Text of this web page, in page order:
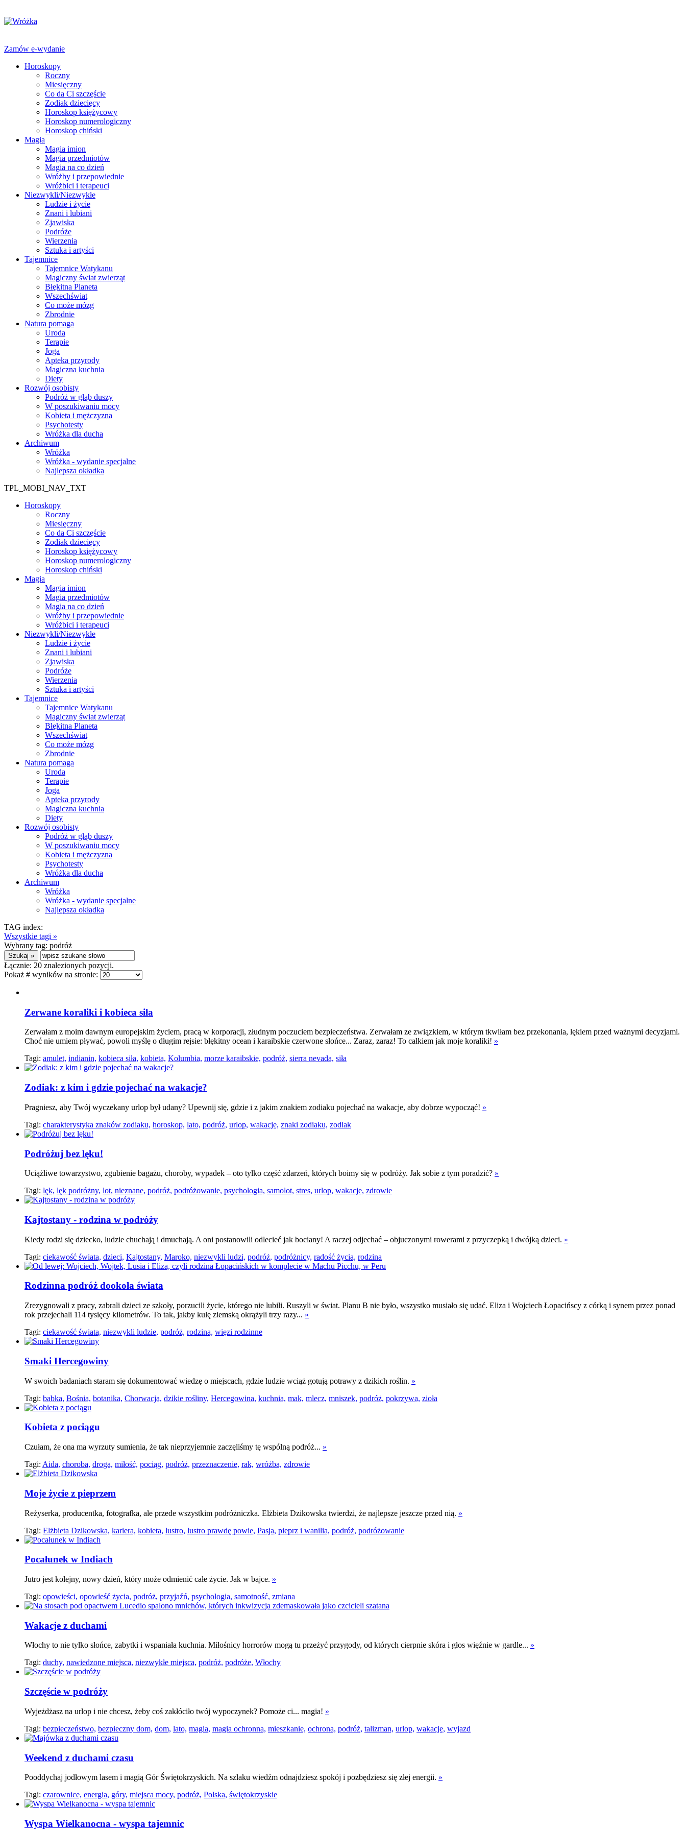
Zamów e-wydanie
Horoskopy
Roczny
Miesięczny
Co da Ci szczęście
Zodiak dziecięcy
Horoskop księżycowy
Horoskop numerologiczny
Horoskop chiński
Magia
Magia imion
Magia przedmiotów
Magia na co dzień
Wróżby i przepowiednie
Wróżbici i terapeuci
Niezwykli/Niezwykłe
Ludzie i życie
Znani i lubiani
Zjawiska
Podróże
Wierzenia
Sztuka i artyści
Tajemnice
Tajemnice Watykanu
Magiczny świat zwierząt
Błękitna Planeta
Wszechświat
Co może mózg
Zbrodnie
Natura pomaga
Uroda
Terapie
Joga
Apteka przyrody
Magiczna kuchnia
Diety
Rozwój osobisty
Podróż w głąb duszy
W poszukiwaniu mocy
Kobieta i mężczyzna
Psychotesty
Wróżka dla ducha
Archiwum
Wróżka
Wróżka - wydanie specjalne
Najlepsza okładka
TPL_MOBI_NAV_TXT
Horoskopy
Roczny
Miesięczny
Co da Ci szczęście
Zodiak dziecięcy
Horoskop księżycowy
Horoskop numerologiczny
Horoskop chiński
Magia
Magia imion
Magia przedmiotów
Magia na co dzień
Wróżby i przepowiednie
Wróżbici i terapeuci
Niezwykli/Niezwykłe
Ludzie i życie
Znani i lubiani
Zjawiska
Podróże
Wierzenia
Sztuka i artyści
Tajemnice
Tajemnice Watykanu
Magiczny świat zwierząt
Błękitna Planeta
Wszechświat
Co może mózg
Zbrodnie
Natura pomaga
Uroda
Terapie
Joga
Apteka przyrody
Magiczna kuchnia
Diety
Rozwój osobisty
Podróż w głąb duszy
W poszukiwaniu mocy
Kobieta i mężczyzna
Psychotesty
Wróżka dla ducha
Archiwum
Wróżka
Wróżka - wydanie specjalne
Najlepsza okładka
TAG index:
Wszystkie tagi »
Wybrany tag: podróż
Łącznie: 20 znalezionych pozycji.
Pokaż # wyników na stronie:
Zerwane koraliki i kobieca siła
Zerwałam z moim dawnym europejskim życiem, pracą w korporacji, złudnym poczuciem bezpieczeństwa. Zerwałam ze związkiem, w którym tkwiłam bez przekonania, lękiem przed ważnymi decyzjami.
Choć nie umiem pływać, powoli myślę o długim rejsie: błękitny ocean i karaibskie czerwone słońce... Zaraz, zaraz! To całkiem jak moje koraliki! »
Tagi: amulet, indianin, kobieca siła, kobieta, Kolumbia, morze karaibskie, podróż, sierra nevada, siła
Zodiak: z kim i gdzie pojechać na wakacje?
Pragniesz, aby Twój wyczekany urlop był udany? Upewnij się, gdzie i z jakim znakiem zodiaku pojechać na wakacje, aby dobrze wypocząć! »
Tagi: charakterystyka znaków zodiaku, horoskop, lato, podróż, urlop, wakacje, znaki zodiaku, zodiak
Podróżuj bez lęku!
Uciążliwe towarzystwo, zgubienie bagażu, choroby, wypadek – oto tylko część zdarzeń, których boimy się w podróży. Jak sobie z tym poradzić? »
Tagi: lęk, lęk podróżny, lot, nieznane, podróż, podróżowanie, psychologia, samolot, stres, urlop, wakacje, zdrowie
Kajtostany - rodzina w podróży
Kiedy rodzi się dziecko, ludzie chuchają i dmuchają. A oni postanowili odlecieć jak bociany! A raczej odjechać – objuczonymi rowerami z przyczepką i dwójką dzieci. »
Tagi: ciekawość świata, dzieci, Kajtostany, Maroko, niezwykli ludzi, podróż, podróżnicy, radość życia, rodzina
Rodzinna podróż dookoła świata
Zrezygnowali z pracy, zabrali dzieci ze szkoły, porzucili życie, którego nie lubili. Ruszyli w świat. Planu B nie było, wszystko musiało się udać. Eliza i Wojciech Łopacińscy z córką i synem przez ponad
rok przejechali 114 tysięcy kilometrów. To tak, jakby kulę ziemską okrążyli trzy razy... »
Tagi: ciekawość świata, niezwykli ludzie, podróż, rodzina, więzi rodzinne
Smaki Hercegowiny
W swoich badaniach staram się dokumentować wiedzę o miejscach, gdzie ludzie wciąż gotują potrawy z dzikich roślin. »
Tagi: babka, Bośnia, botanika, Chorwacja, dzikie rośliny, Hercegowina, kuchnia, mak, mlecz, mniszek, podróż, pokrzywa, zioła
Kobieta z pociągu
Czułam, że ona ma wyrzuty sumienia, że tak nieprzyjemnie zaczęliśmy tę wspólną podróż... »
Tagi: Aida, choroba, droga, miłość, pociąg, podróż, przeznaczenie, rak, wróżba, zdrowie
Moje życie z pieprzem
Reżyserka, producentka, fotografka, ale przede wszystkim podróżniczka. Elżbieta Dzikowska twierdzi, że najlepsze jeszcze przed nią. »
Tagi: Elżbieta Dzikowska, kariera, kobieta, lustro, lustro prawdę powie, Pasja, pieprz i wanilia, podróż, podróżowanie
Pocałunek w Indiach
Jutro jest kolejny, nowy dzień, który może odmienić całe życie. Jak w bajce. »
Tagi: opowieści, opowieść życia, podróż, przyjaźń, psychologia, samotność, zmiana
Wakacje z duchami
Włochy to nie tylko słońce, zabytki i wspaniała kuchnia. Miłośnicy horrorów mogą tu przeżyć przygody, od których cierpnie skóra i głos więźnie w gardle... »
Tagi: duchy, nawiedzone miejsca, niezwykłe miejsca, podróż, podróże, Włochy
Szczęście w podróży
Wyjeżdżasz na urlop i nie chcesz, żeby coś zakłóciło twój wypoczynek? Pomoże ci... magia! »
Tagi: bezpieczeństwo, bezpieczny dom, dom, lato, magia, magia ochronna, mieszkanie, ochrona, podróż, talizman, urlop, wakacje, wyjazd
Weekend z duchami czasu
Pooddychaj jodłowym lasem i magią Gór Świętokrzyskich. Na szlaku wiedźm odnajdziesz spokój i pozbędziesz się złej energii. »
Tagi: czarownice, energia, góry, miejsca mocy, podróż, Polska, świętokrzyskie
Wyspa Wielkanocna - wyspa tajemnic